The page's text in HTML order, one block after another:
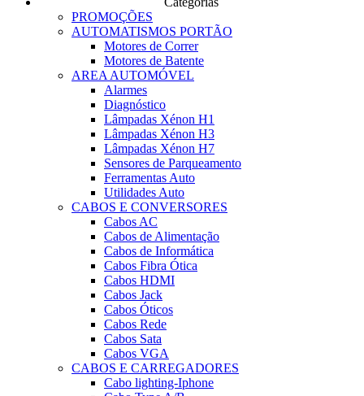
PROMOÇÕES
AUTOMATISMOS PORTÃO
Motores de Correr
Motores de Batente
AREA AUTOMÓVEL
Alarmes
Diagnóstico
Lâmpadas Xénon H1
Lâmpadas Xénon H3
Lâmpadas Xénon H7
Sensores de Parqueamento
Ferramentas Auto
Utilidades Auto
CABOS E CONVERSORES
Cabos AC
Cabos de Alimentação
Cabos de Informática
Cabos Fibra Ótica
Cabos HDMI
Cabos Jack
Cabos Óticos
Cabos Rede
Cabos Sata
Cabos VGA
CABOS E CARREGADORES
Cabo lighting-Iphone